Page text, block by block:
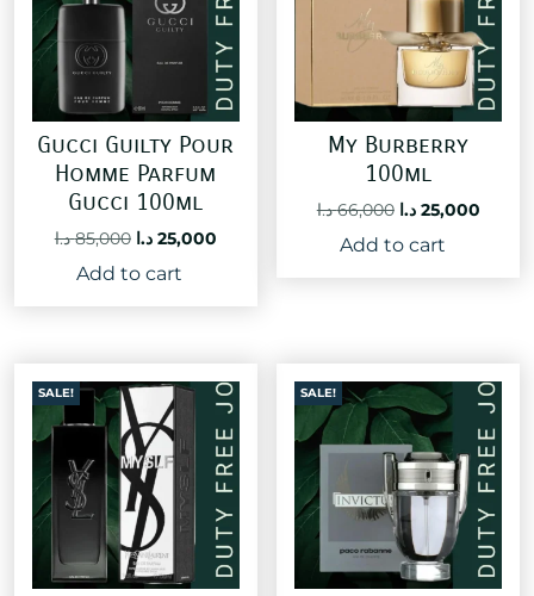
Gucci Guilty Pour
Homme Parfum
Gucci 100ml
85,000 د.ا
Original
price
25,000 د.ا
Current
Add to cart
My Burberry
100ml
66,000 د.ا
Original
price
25,000 د.ا
Add to cart
SALE! SALE!